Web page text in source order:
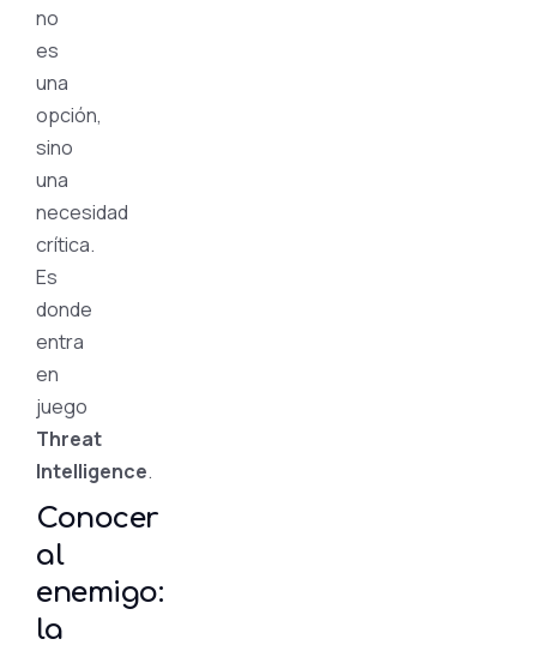
no
es
una
opción,
sino
una
necesidad
crítica.
Es
donde
entra
en
juego
Threat
Intelligence.
Conocer
al
enemigo:
la